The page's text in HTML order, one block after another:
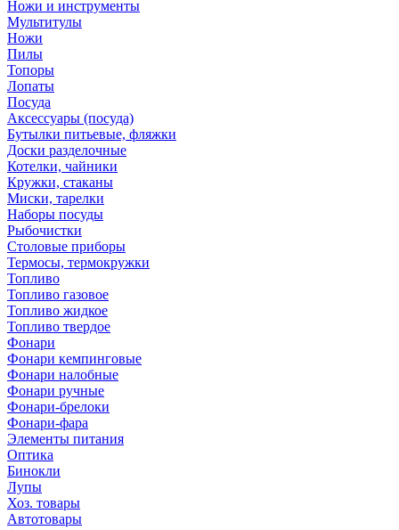
Ножи и инструменты
Мультитулы
Ножи
Пилы
Топоры
Лопаты
Посуда
Аксессуары (посуда)
Бутылки питьевые, фляжки
Доски разделочные
Котелки, чайники
Кружки, стаканы
Миски, тарелки
Наборы посуды
Рыбочистки
Столовые приборы
Термосы, термокружки
Топливо
Топливо газовое
Топливо жидкое
Топливо твердое
Фонари
Фонари кемпинговые
Фонари налобные
Фонари ручные
Фонари-брелоки
Фонари-фара
Элементы питания
Оптика
Бинокли
Лупы
Хоз. товары
Автотовары